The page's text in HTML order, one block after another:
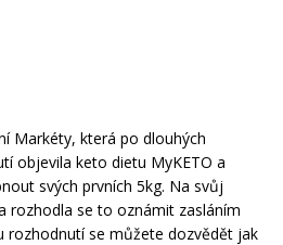
Markéty, která po dlouhých
objevila keto dietu MyKETO a
svých prvních 5kg. Na svůj
rozhodla se to oznámit zasláním
rozhodnutí se můžete dozvědět jak